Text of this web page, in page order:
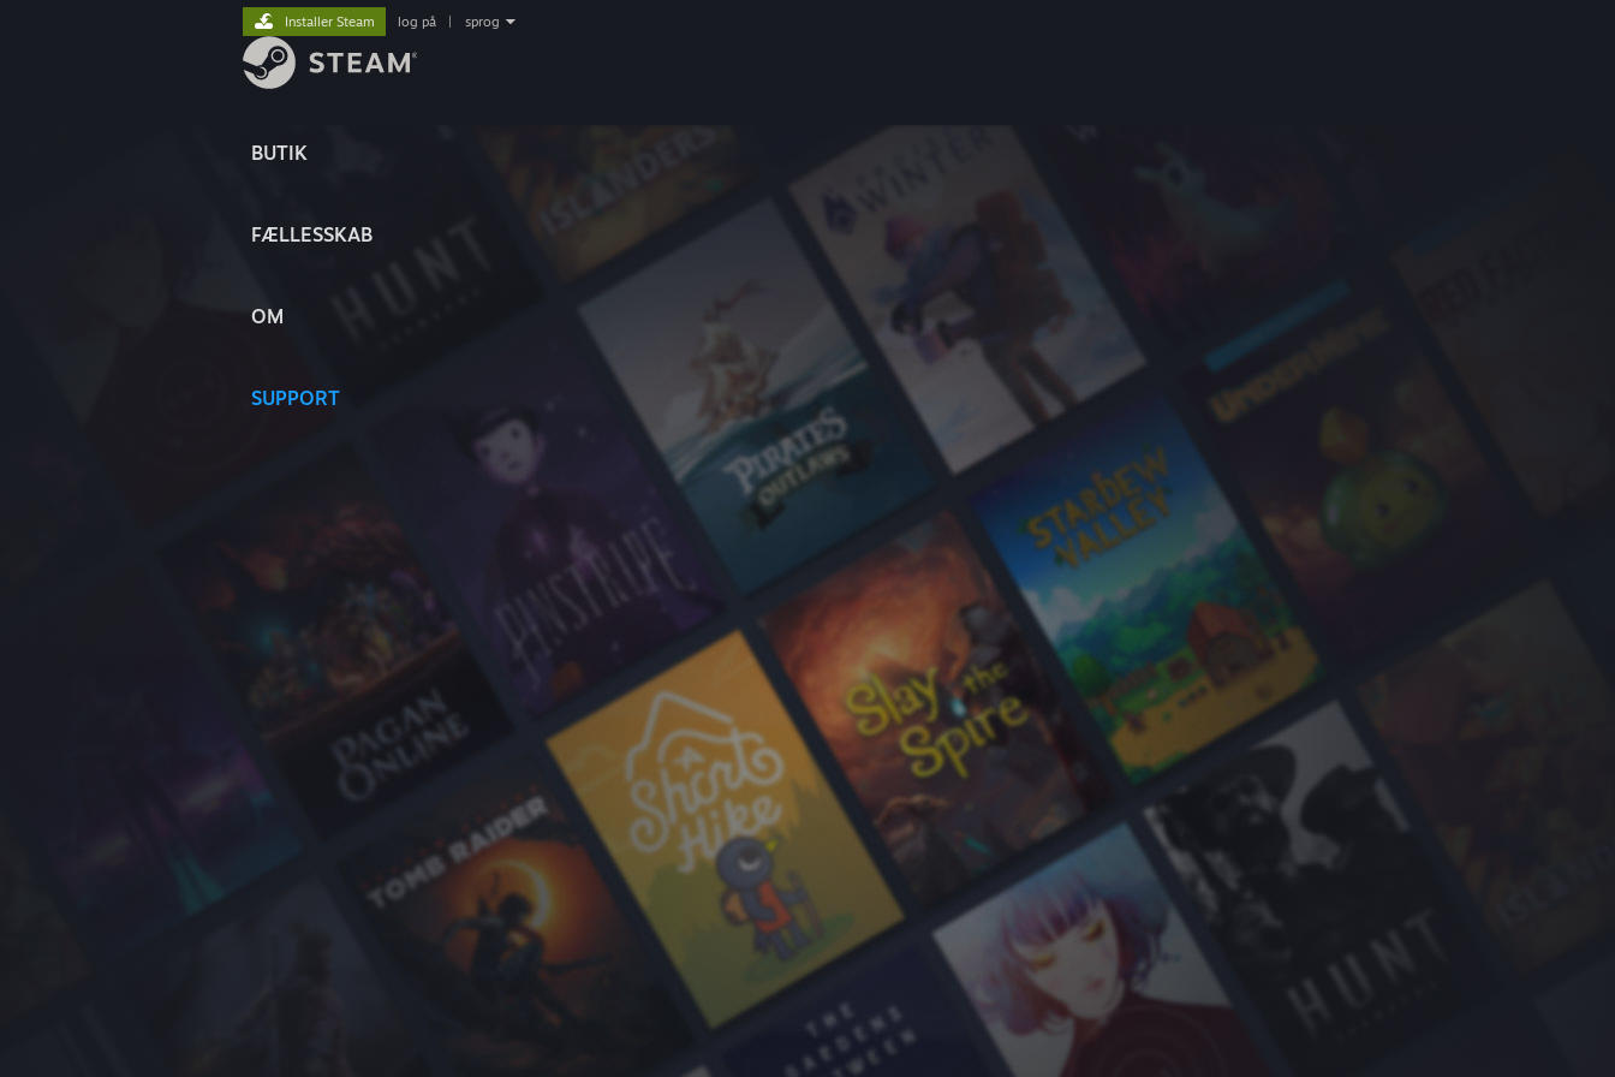
BUTIK
FÆLLESSKAB
OM
SUPPORT
Installer Steam log på sprog